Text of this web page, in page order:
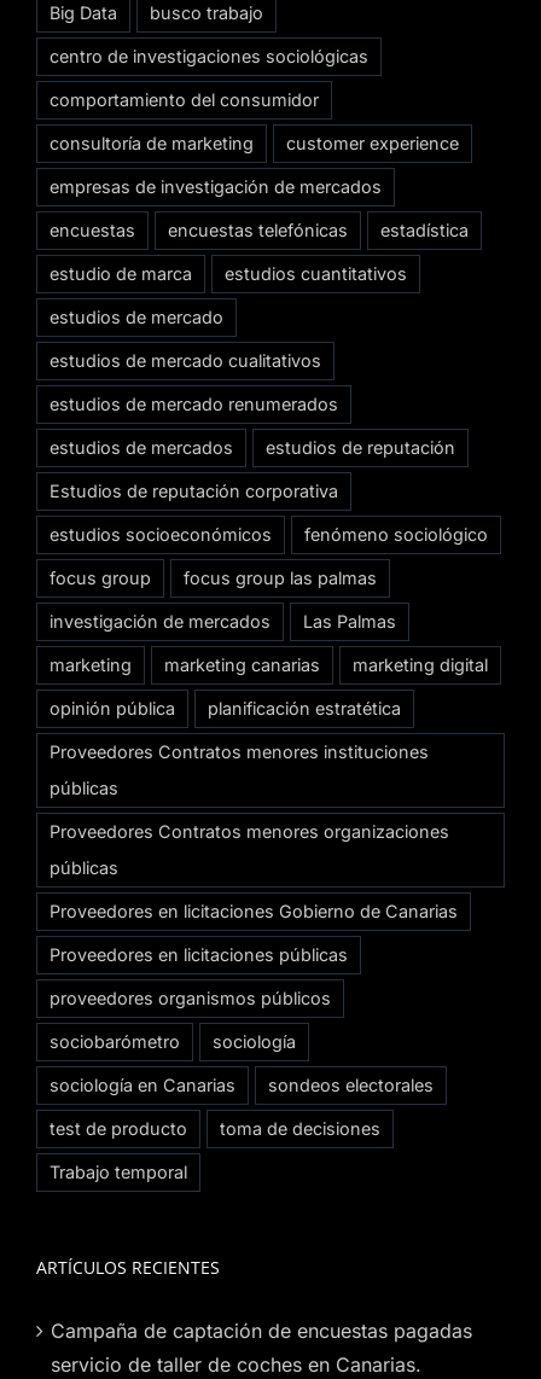
Big Data busco trabajo
centro de investigaciones sociológicas
comportamiento del consumidor
consultoría de marketing customer experience
empresas de investigación de mercados
encuestas encuestas telefónicas estadística
estudio de marca estudios cuantitativos
estudios de mercado
estudios de mercado cualitativos
estudios de mercado renumerados
estudios de mercados estudios de reputación
Estudios de reputación corporativa
estudios socioeconómicos fenómeno sociológico
focus group focus group las palmas
investigación de mercados Las Palmas
marketing marketing canarias marketing digital
opinión pública planificación estratética
Proveedores Contratos menores instituciones
públicas
Proveedores Contratos menores organizaciones
públicas
Proveedores en licitaciones Gobierno de Canarias
Proveedores en licitaciones públicas
proveedores organismos públicos
sociobarómetro sociología
sociología en Canarias sondeos electorales
test de producto toma de decisiones
Trabajo temporal
ARTÍCULOS RECIENTES
Campaña de captación de encuestas pagadas
servicio de taller de coches en Canarias.